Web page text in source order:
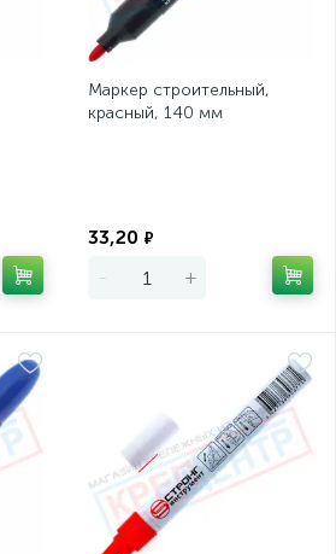
Маркер строительный,
красный, 140 мм
33,20 ₽
- +